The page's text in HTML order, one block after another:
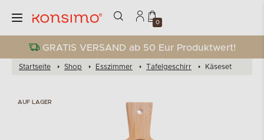
0
GRATIS VERSAND ab 50 Eur Produktwert!
Startseite Shop Esszimmer Tafelgeschirr Käseset
AUF LAGER